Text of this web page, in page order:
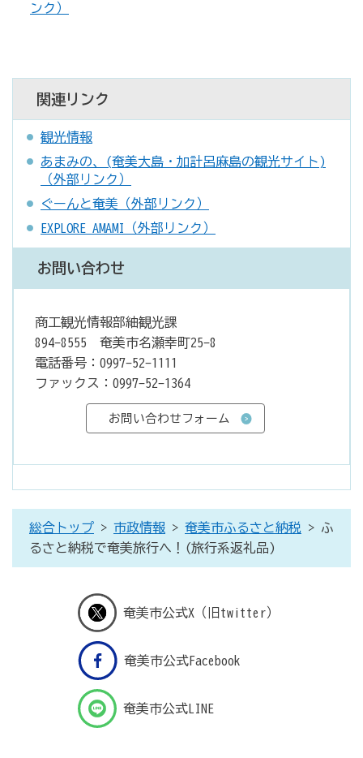
ンク）
関連リンク
観光情報
あまみの、(奄美大島・加計呂麻島の観光サイト)
（外部リンク）
ぐーんと奄美（外部リンク）
EXPLORE AMAMI（外部リンク）
お問い合わせ
商工観光情報部紬観光課
894-8555 奄美市名瀬幸町25-8
電話番号：0997-52-1111
ファックス：0997-52-1364
総合トップ > 市政情報 > 奄美市ふるさと納税 > ふ
るさと納税で奄美旅行へ！(旅行系返礼品)
奄美市公式X（旧twitter）
奄美市公式Facebook
奄美市公式LINE